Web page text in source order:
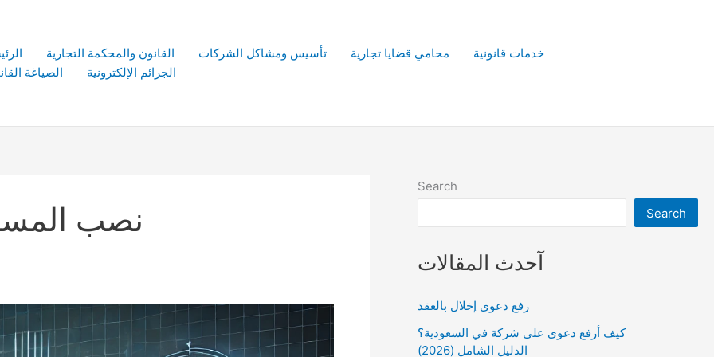
القانون والمحكمة التجارية تأسيس ومشاكل الشركات محامي قضايا تجارية
خدمات قانونية
الصياغة
الجرائم الإلكترونية
نصب
Search
Search
آحدث المقالات
رفع دعوى إخلال بالعقد
كيف أرفع دعوى على شركة في السعودية؟
الدليل الشامل (2026)